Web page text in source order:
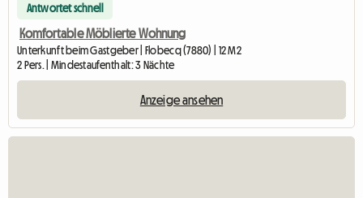
Antwortet schnell
Komfortable Möblierte Wohnung
Unterkunft beim Gastgeber | Flobecq (7880) | 12 M2
2 Pers. | Mindestaufenthalt: 3 Nächte
Anzeige ansehen